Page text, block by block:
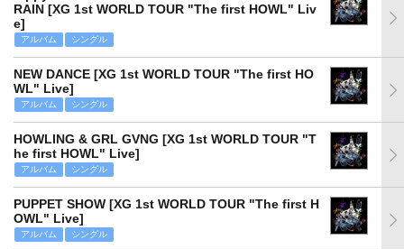
RAIN [XG 1st WORLD TOUR "The first HOWL" Liv
e]
アルバム シングル
NEW DANCE [XG 1st WORLD TOUR "The first HO
WL" Live]
アルバム シングル
HOWLING & GRL GVNG [XG 1st WORLD TOUR "T
he first HOWL" Live]
アルバム シングル
PUPPET SHOW [XG 1st WORLD TOUR "The first H
OWL" Live]
アルバム シングル